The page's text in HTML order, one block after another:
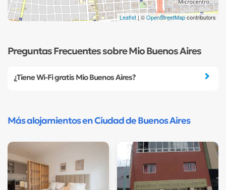
Leaflet| ©OpenStreetMapcontributors
Preguntas Frecuentes sobre Mio Buenos Aires
¿Tiene Wi-Fi gratis Mio Buenos Aires?
Más alojamientos en Ciudad de Buenos Aires